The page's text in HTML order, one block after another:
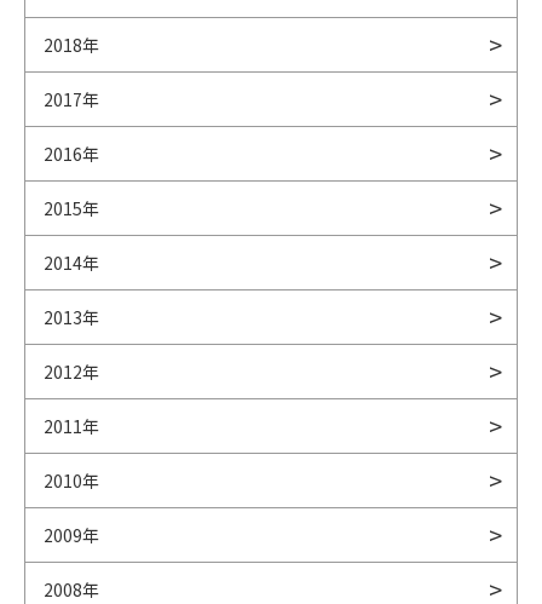
2018年
2017年
2016年
2015年
2014年
2013年
2012年
2011年
2010年
2009年
2008年